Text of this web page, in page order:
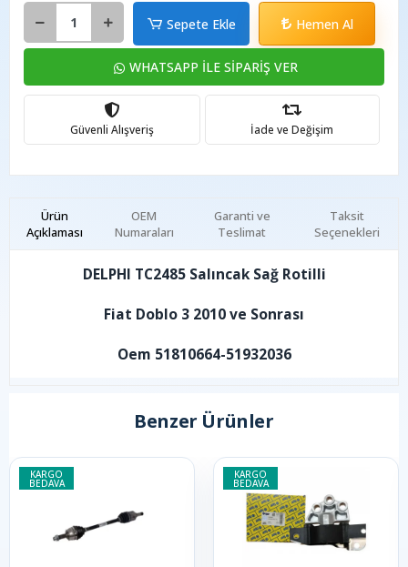
Sepete Ekle Hemen Al
WHATSAPP İLE SİPARİŞ VER
Güvenli Alışveriş İade ve Değişim
Ürün
Açıklaması
Garanti ve
Teslimat
Taksit
Seçenekleri
OEM
Numaraları
DELPHI TC2485 Salıncak Sağ Rotilli
Fiat Doblo 3 2010 ve Sonrası
Oem 51810664-51932036
Benzer Ürünler
KARGO
BEDAVA
KARGO
BEDAVA